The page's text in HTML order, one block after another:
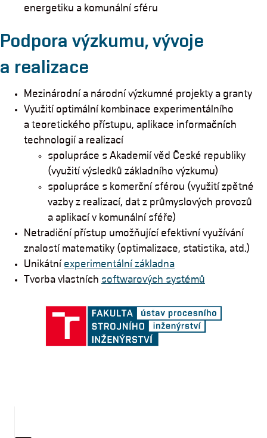
energetiku a komunální sféru
Podpora výzkumu, vývoje
a realizace
Mezinárodní a národní výzkumné projekty a granty
Využití optimální kombinace experimentálního
a teoretického přístupu, aplikace informačních
technologií a realizací
spolupráce s Akademií věd České republiky
(využití výsledků základního výzkumu)
spolupráce s komerční sférou (využití zpětné
vazby z realizací, dat z průmyslových provozů
a aplikací v komunální sféře)
Netradiční přístup umožňující efektivní využívání
znalostí matematiky (optimalizace, statistika, atd.)
Unikátní experimentální základna
Tvorba vlastních softwarových systémů